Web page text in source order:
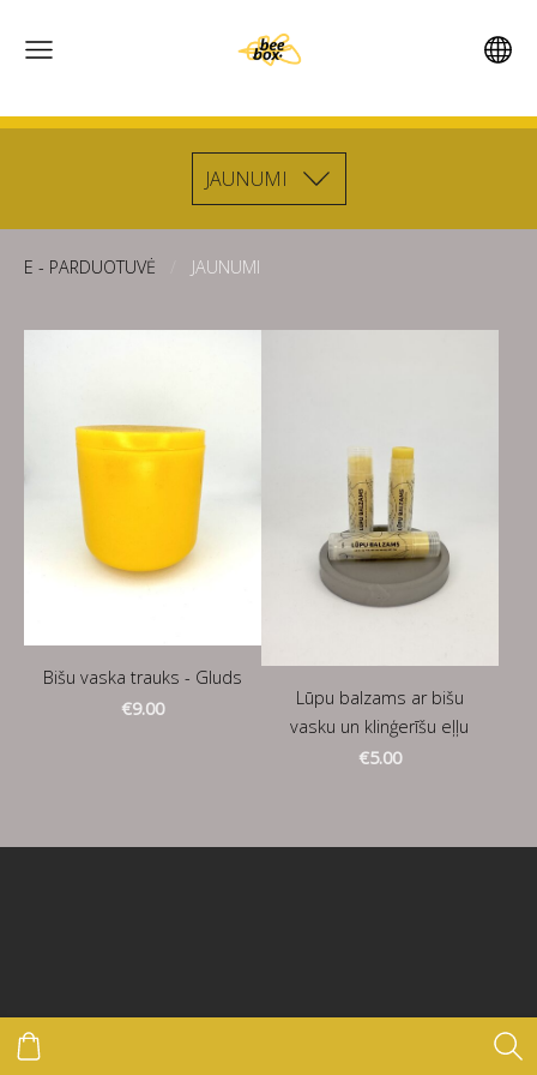
JAUNUMI
E - PARDUOTUVĖ JAUNUMI
Bišu vaska trauks - Gluds
€9.00
Lūpu balzams ar bišu
vasku un klinģerīšu eļļu
€5.00